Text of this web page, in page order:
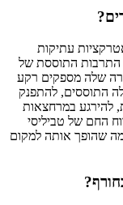
עתיקות
התרבות התוססת של
שלה מספקים רקע
התוססים, להתפנק
להירגע במרחצאות
החם של טביליסי
מה שהופך אותה למקום